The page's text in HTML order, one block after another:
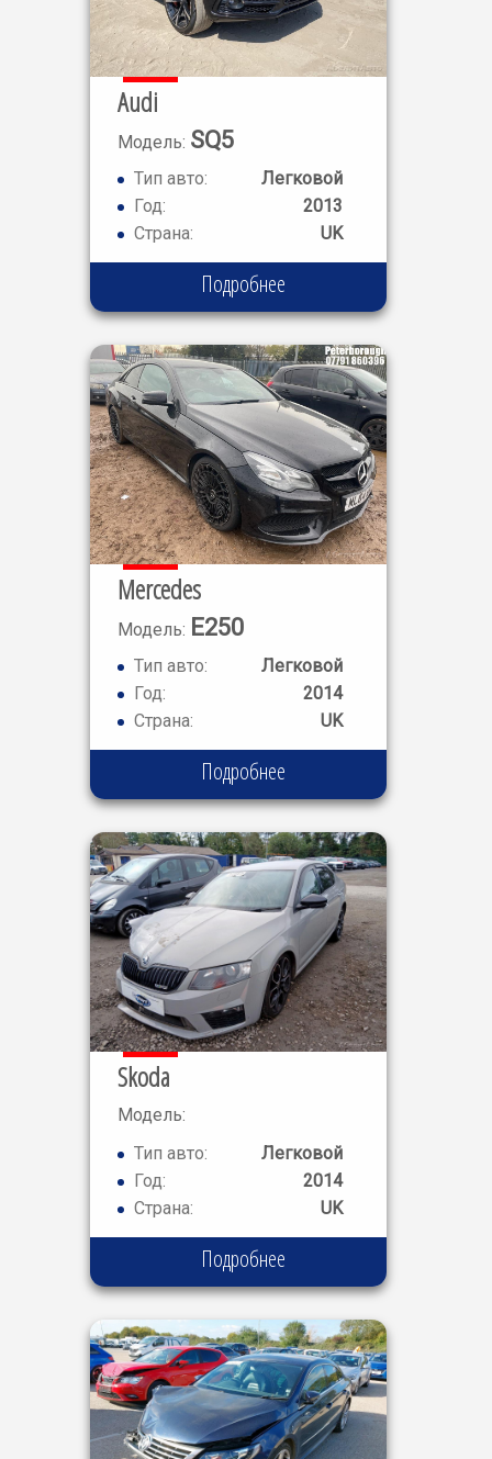
Audi
Модель: SQ5
Тип авто:
Легковой
Год:
2013
Страна:
UK
Подробнее
Mercedes
Модель: E250
Тип авто:
Легковой
Год:
2014
Страна:
UK
Подробнее
Skoda
Модель:
OCTAVIA
VRS
Тип авто:
Легковой
Год:
2014
Страна:
UK
Подробнее